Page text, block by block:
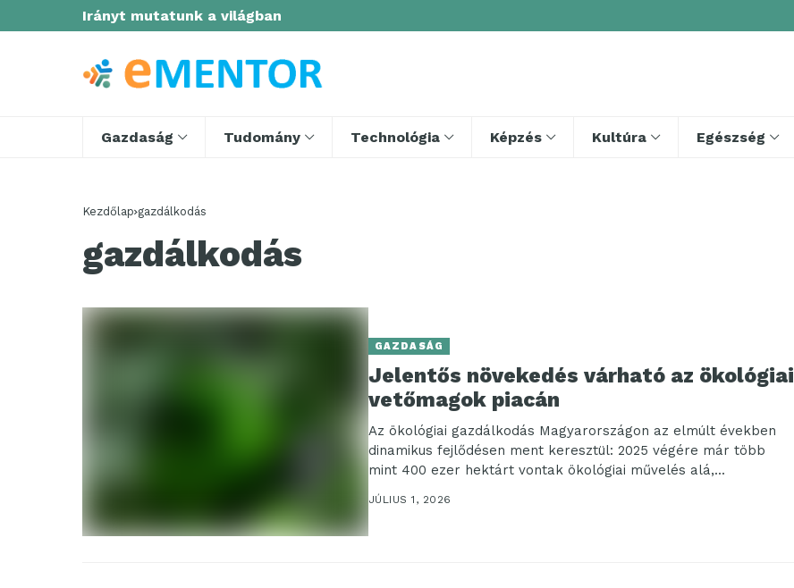
Irányt mutatunk a világban
Gazdaság Tudomány Technológia Képzés Kultúra Egészség
Kezdőlap gazdálkodás
gazdálkodás
GAZDASÁG
Jelentős növekedés várható az ökológiai
vetőmagok piacán
Az ökológiai gazdálkodás Magyarországon az elmúlt években
dinamikus fejlődésen ment keresztül: 2025 végére már több
mint 400 ezer hektárt vontak ökológiai művelés alá,...
JÚLIUS 1, 2026